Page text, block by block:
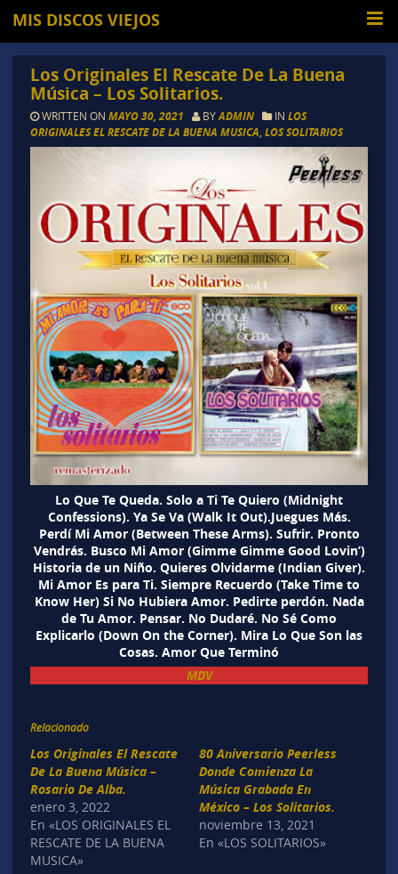
MIS DISCOS VIEJOS
Los Originales El Rescate De La Buena
Música – Los Solitarios.
WRITTEN ON MAYO 30, 2021 BYADMIN IN LOS
ORIGINALES EL RESCATE DE LA BUENA MUSICA LOS SOLITARIOS
Lo Que Te Queda. Solo a Ti Te Quiero (Midnight
Confessions). Ya Se Va (Walk It Out).Juegues Más.
Perdí Mi Amor (Between These Arms). Sufrir. Pronto
Vendrás. Busco Mi Amor (Gimme Gimme Good Lovin’)
Historia de un Niño. Quieres Olvidarme (Indian Giver).
Mi Amor Es para Ti. Siempre Recuerdo (Take Time to
Know Her) Si No Hubiera Amor. Pedirte perdón. Nada
de Tu Amor. Pensar. No Dudaré. No Sé Como
Explicarlo (Down On the Corner). Mira Lo Que Son las
Cosas. Amor Que Terminó
MDV
Relacionado
Los Originales El Rescate
De La Buena Música –
Rosario De Alba.
enero 3, 2022
En «LOS ORIGINALES EL
RESCATE DE LA BUENA
MUSICA»
80 Aniversario Peerless
Donde Comienza La
Música Grabada En
México – Los Solitarios.
noviembre 13, 2021
En «LOS SOLITARIOS»